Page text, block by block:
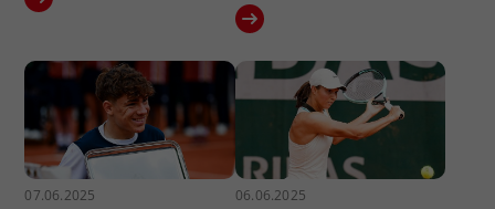
07.06.2025 06.06.2025